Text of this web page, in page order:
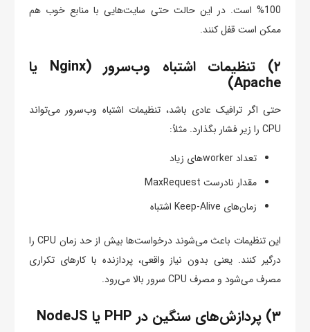
100% است. در این حالت حتی سایت‌هایی با منابع خوب هم
ممکن است قفل کنند.
۲) تنظیمات اشتباه وب‌سرور (Nginx یا
Apache)
حتی اگر ترافیک عادی باشد، تنظیمات اشتباه وب‌سرور می‌تواند
CPU را زیر فشار بگذارد. مثلاً:
تعداد workerهای زیاد
مقدار نادرست MaxRequest
زمان‌های Keep-Alive اشتباه
این تنظیمات باعث می‌شوند درخواست‌ها بیش از حد زمان CPU را
درگیر کنند. یعنی بدون نیاز واقعی، پردازنده با کارهای تکراری
مصرف می‌شود و مصرف CPU سرور بالا می‌رود.
۳) پردازش‌های سنگین در PHP یا NodeJS